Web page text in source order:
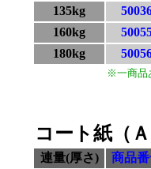
135kg
160kg
180kg
※一商品
コート紙（
連量(厚さ) 商品